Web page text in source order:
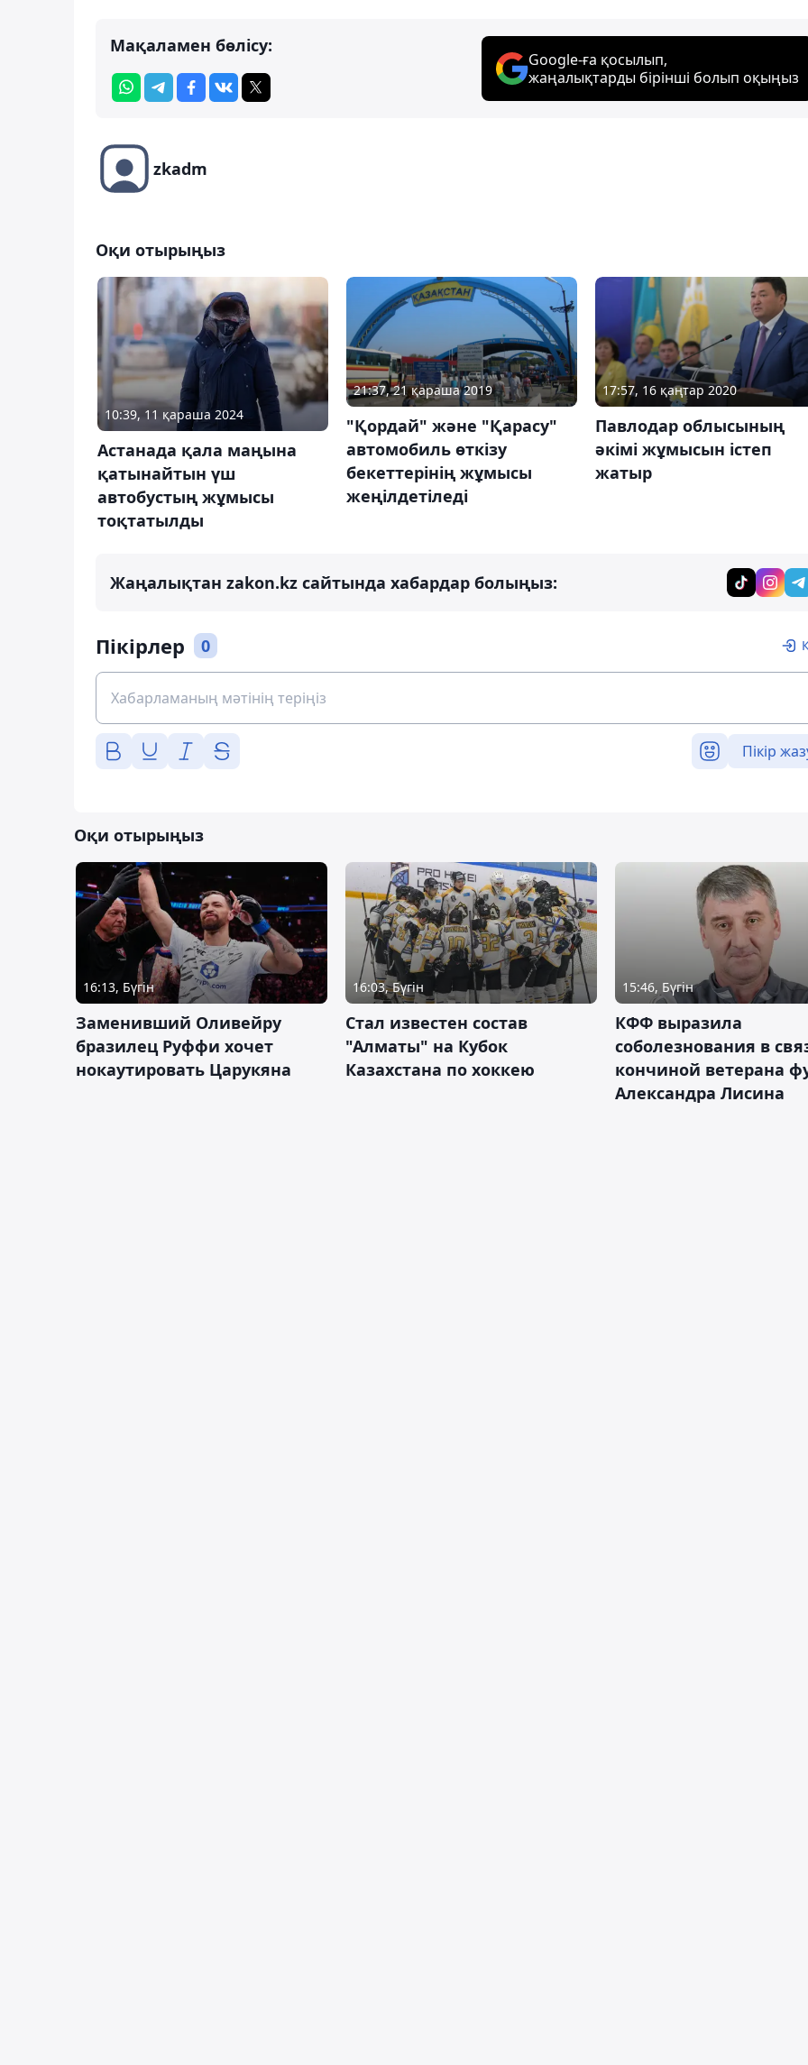
Мақаламен бөлісу:
Google-ға қосылып,
жаңалықтарды бірінші болып оқыңыз
zkadm
Оқи отырыңыз
10:39, 11 қараша 2024
Астанада қала маңына
қатынайтын үш
автобустың жұмысы
тоқтатылды
21:37, 21 қараша 2019
"Қордай" және "Қарасу"
автомобиль өткізу
бекеттерінің жұмысы
жеңілдетіледі
17:57, 16 қаңтар 2020
Павлодар облысының
әкімі жұмысын істеп
жатыр
Жаңалықтан zakon.kz сайтында хабардар болыңыз:
Пікірлер 0
Пікір
Оқи отырыңыз
16:13, Бүгін
Заменивший Оливейру
бразилец Руффи хочет
нокаутировать Царукяна
16:03, Бүгін
Стал известен состав
"Алматы" на Кубок
Казахстана по хоккею
15:46, Бүгін
КФФ выразила
соболезнования в
кончиной ветерана
Александра Лисина